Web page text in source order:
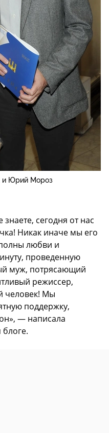
и Юрий Мороз
сегодня от нас
Никак иначе мы его
любви и
проведенную
муж, потрясающий
режиссер,
человек! Мы
поддержку,
— написала